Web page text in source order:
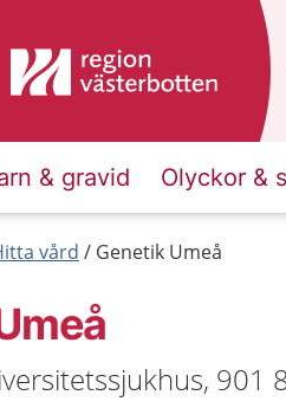
& gravid Olyckor &
vård Genetik Umeå
901